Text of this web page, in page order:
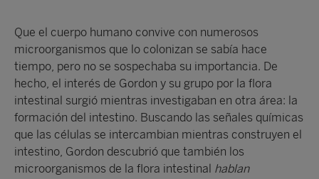
Que el cuerpo humano convive con numerosos
microorganismos que lo colonizan se sabía hace
tiempo, pero no se sospechaba su importancia. De
hecho, el interés de Gordon y su grupo por la flora
intestinal surgió mientras investigaban en otra área: la
formación del intestino. Buscando las señales químicas
que las células se intercambian mientras construyen el
intestino, Gordon descubrió que también los
microorganismos de la flora intestinal hablan